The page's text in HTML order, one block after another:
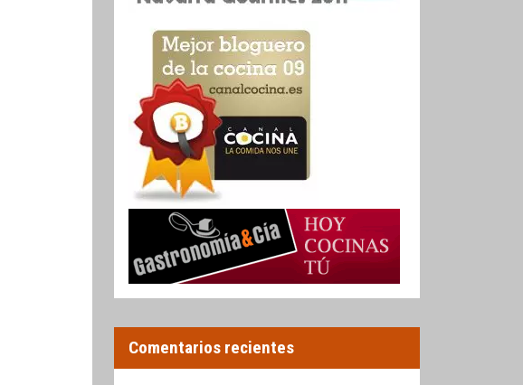
Comentarios recientes